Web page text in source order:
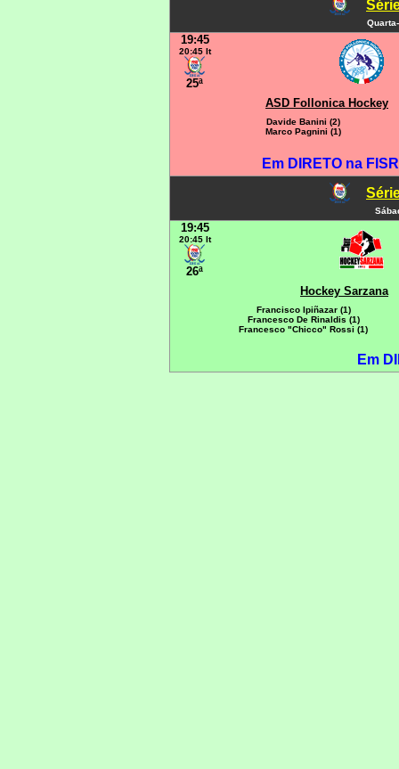
19:45
20:45 It
25ª
ASD Follonica Hockey
Davide Banini (2)
Marco Pagnini (1)
Em DIRETO na
19:45
20:45 It
26ª
Hockey Sarzana
Francisco Ipiñazar (1)
Francesco De Rinaldis (1)
Francesco "Chicco" Rossi (1)
Em